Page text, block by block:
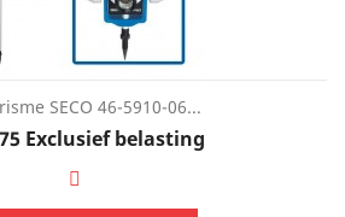
SECO 46-5910-06...
Prijs
Exclusief belasting